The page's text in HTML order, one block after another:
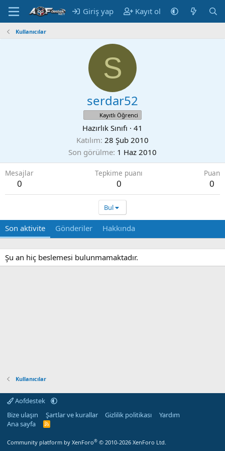
Giriş yap Kayıt ol
Kullanıcılar
S
serdar52
Kayıtlı Öğrenci
Hazırlık Sınıfı · 41
Katılım 28 Şub 2010
Son görülme 1 Haz 2010
Mesajlar
0
Tepkime puanı
0
Puan
0
Bul
Son aktivite Gönderiler Hakkında
Şu an hiç beslemesi bulunmamaktadır.
Kullanıcılar
Aofdestek
Bize ulaşın
Şartlar ve kurallar Gizlilik politikası
Yardım
Ana sayfa
R
Community platform by XenForo® © 2010-2026 XenForo Ltd.